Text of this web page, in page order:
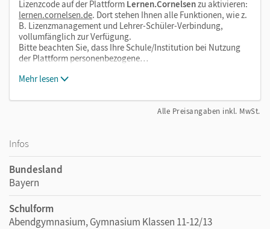
Lizenzcode auf der Plattform Lernen.Cornelsenzu aktivieren:
lernen.cornelsen.de. Dort stehen Ihnen alle Funktionen, wie z.
B. Lizenzmanagement und Lehrer-Schüler-Verbindung,
vollumfänglich zur Verfügung.
Bitte beachten Sie, dass Ihre Schule/Institution bei Nutzung
der Plattform personenbezogene…
Mehr lesen
Alle Preisangaben inkl. MwSt.
Infos
Bundesland
Bayern
Schulform
Abendgymnasium, Gymnasium Klassen 11-12/13